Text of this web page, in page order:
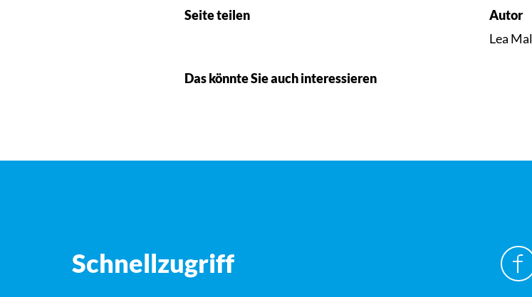
Seite teilen
Autor
Lea
Das könnte Sie auch interessieren
Schnellzugriff